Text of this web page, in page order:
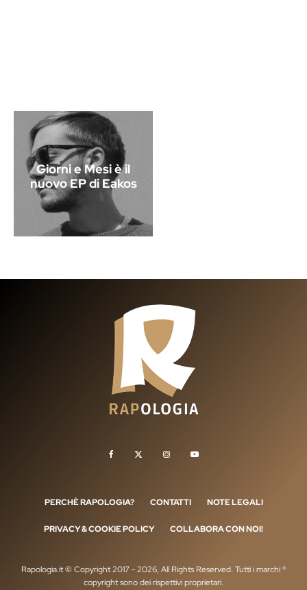
Giorni e Mesi è il
nuovo EP di Eakos
PERCHÈ RAPOLOGIA? CONTATTI NOTE LEGALI
PRIVACY & COOKIE POLICY COLLABORA CON NOI!
Rapologia.it © Copyright 2017 - 2026, All Rights Reserved. Tutti i marchi ®
copyright sono dei rispettivi proprietari.